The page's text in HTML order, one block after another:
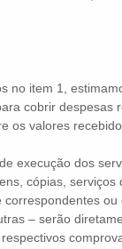
no item 1,
cobrir despesas
os valores
execução dos
cópias, serviços
– serão